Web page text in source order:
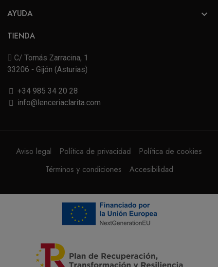
AYUDA 
TIENDA
C/ Tomás Zarracina, 1
33206 - Gijón (Asturias)
+34 985 34 20 28
info@lenceriaclarita.com
Aviso legal Política de privacidad
Política de cookies
Términos y condiciones
Accesibilidad